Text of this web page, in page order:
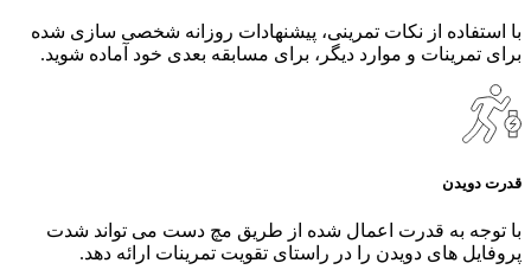
با استفاده از نکات تمرینی، پیشنهادات روزانه شخصی سازی شده
برای تمرینات و موارد دیگر، برای مسابقه بعدی خود آماده شوید.
قدرت دویدن
با توجه به قدرت اعمال شده از طریق مچ دست می تواند شدت
پروفایل های دویدن را در راستای تقویت تمرینات ارائه دهد.